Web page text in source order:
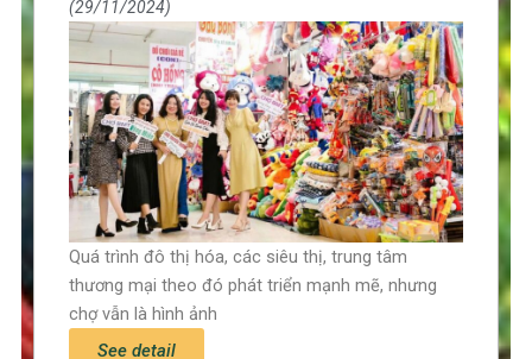
29/11/2024
Quá trình đô thị hóa, các siêu thị, trung tâm
thương mại theo đó phát triển mạnh mẽ, nhưng
chợ vẫn là hình ảnh
See detail